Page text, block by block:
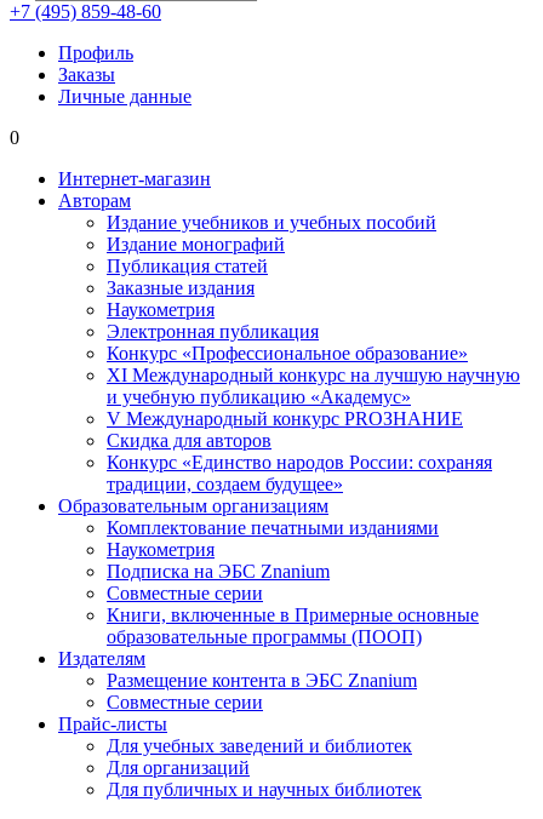
+7 (495) 859-48-60
Профиль
Заказы
Личные данные
0
Интернет-магазин
Авторам
Издание учебников и учебных пособий
Издание монографий
Публикация статей
Заказные издания
Наукометрия
Электронная публикация
Конкурс «Профессиональное образование»
XI Международный конкурс на лучшую научную
и учебную публикацию «Академус»
V Международный конкурс PROЗНАНИЕ
Скидка для авторов
Конкурс «Единство народов России: сохраняя
традиции, создаем будущее»
Образовательным организациям
Комплектование печатными изданиями
Наукометрия
Подписка на ЭБС Znanium
Совместные серии
Книги, включенные в Примерные основные
образовательные программы (ПООП)
Издателям
Размещение контента в ЭБС Znanium
Совместные серии
Прайс-листы
Для учебных заведений и библиотек
Для организаций
Для публичных и научных библиотек